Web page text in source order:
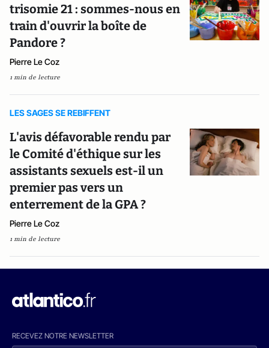
trisomie 21 : sommes-nous en
train d'ouvrir la boîte de
Pandore ?
Pierre Le Coz
1 min de lecture
LES SAGES SE REBIFFENT
L'avis défavorable rendu par
le Comité d'éthique sur les
assistants sexuels est-il un
premier pas vers un
enterrement de la GPA ?
Pierre Le Coz
1 min de lecture
RECEVEZ NOTRE NEWSLETTER